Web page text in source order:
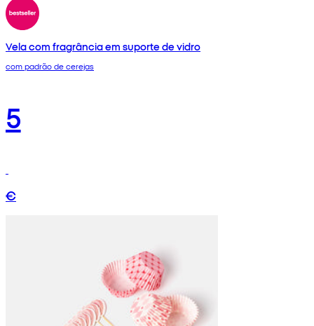
Vela com fragrância em suporte de vidro
com padrão de cerejas
5
€